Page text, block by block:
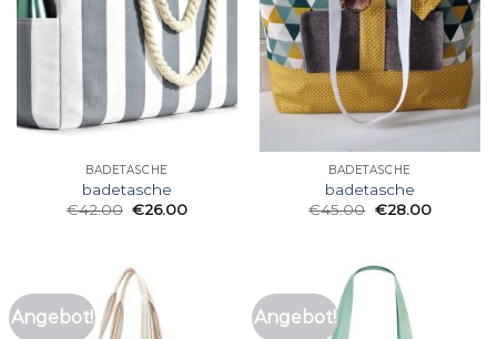
BADETASCHE
badetasche
€42.00 €26.00
BADETASCHE
badetasche
€45.00 €28.00
Angebot! Angebot!